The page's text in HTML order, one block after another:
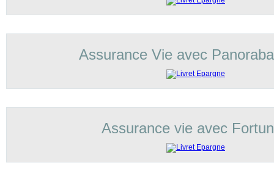
Assurance Vie avec
Assurance vie avec